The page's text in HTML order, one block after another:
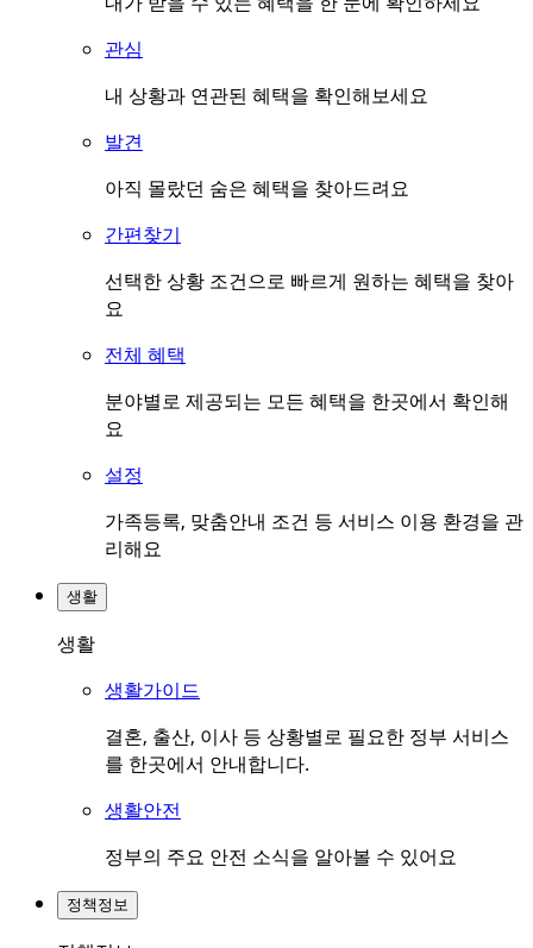
관심
내 상황과 연관된 혜택을 확인해보세요
발견
아직 몰랐던 숨은 혜택을 찾아드려요
간편찾기
선택한 상황 조건으로 빠르게 원하는 혜택을 찾아
요
전체 혜택
분야별로 제공되는 모든 혜택을 한곳에서 확인해
요
설정
가족등록, 맞춤안내 조건 등 서비스 이용 환경을 관
리해요
생활
생활
생활가이드
결혼, 출산, 이사 등 상황별로 필요한 정부 서비스
를 한곳에서 안내합니다.
생활안전
정부의 주요 안전 소식을 알아볼 수 있어요
정책정보